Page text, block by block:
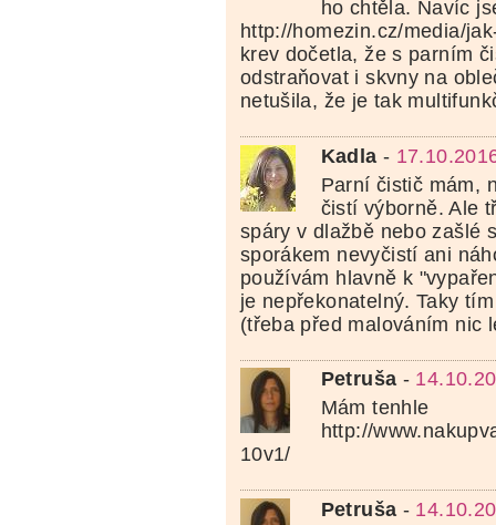
ho chtěla. Navíc
http://homezin.cz/media/
krev dočetla, že s parním
odstraňovat i skvny na
netušila, že je tak
Kadla -
Parní čistič mám,
čistí výborně. Ale
spáry v dlažbě nebo zašlé
sporákem nevyčistí ani
používám hlavně k
je nepřekonatelný. Taky
(třeba před malováním nic
Petruša -
Mám tenhle
http://
10v1/
Petruša -